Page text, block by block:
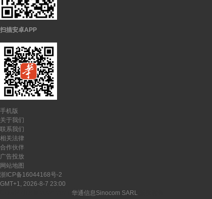
扫描安卓APP
手机版
关于我们
联系我们
相关法律
合作伙伴
广告投放
网站地图
浙ICP备16044168号-2
GMT+1, 2026-8-7 23:00
华通信息Sinocom SARL